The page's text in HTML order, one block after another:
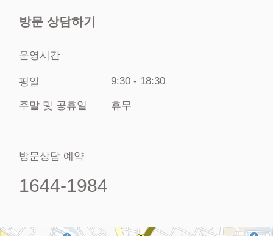
방문 상담하기
운영시간
평일 9:30 - 18:30
주말 및 공휴일 휴무
방문상담 예약
1644-1984